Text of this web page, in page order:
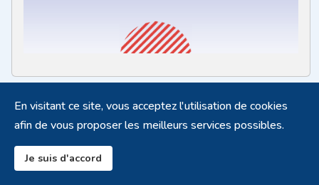
En visitant ce site, vous acceptez l'utilisation de cookies
afin de vous proposer les meilleurs services possibles.
Je suis d'accord